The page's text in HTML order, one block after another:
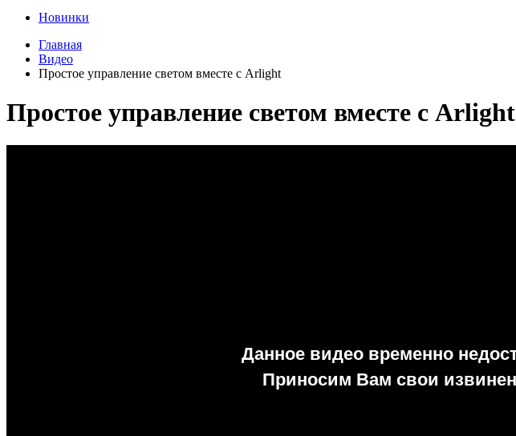
Новинки
Главная
Видео
Простое управление светом вместе с Arlight
Простое управление светом вместе с Arlight